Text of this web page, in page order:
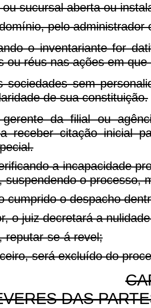
sucursal aberta ou
pelo administrador
o inventariante for
ou réus nas ações em
sociedades sem
de sua constituição.
da filial ou
receber citação inicial
a incapacidade
suspendendo o processo,
cumprido o despacho
o juiz decretará a
reputar-se-á revel;
será excluído do
DAS